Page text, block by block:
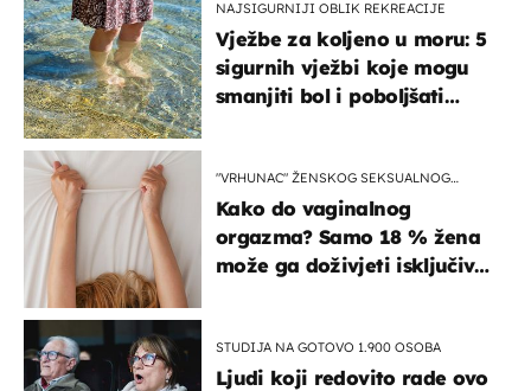
NAJSIGURNIJI OBLIK REKREACIJE
Vježbe za koljeno u moru: 5
sigurnih vježbi koje mogu
smanjiti bol i poboljšati
"VRHUNAC" ŽENSKOG SEKSUALNOG
Kako do vaginalnog
orgazma? Samo 18 % žena
može ga doživjeti isključivo
STUDIJA NA GOTOVO 1.900 OSOBA
Ljudi koji redovito rade ovo